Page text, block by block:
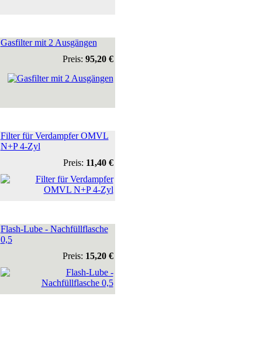
Gasfilter mit 2 Ausgängen
Preis: 95,20 €
Filter für Verdampfer OMVL
N+P 4-Zyl
Preis: 11,40 €
Flash-Lube - Nachfüllflasche
0,5
Preis: 15,20 €